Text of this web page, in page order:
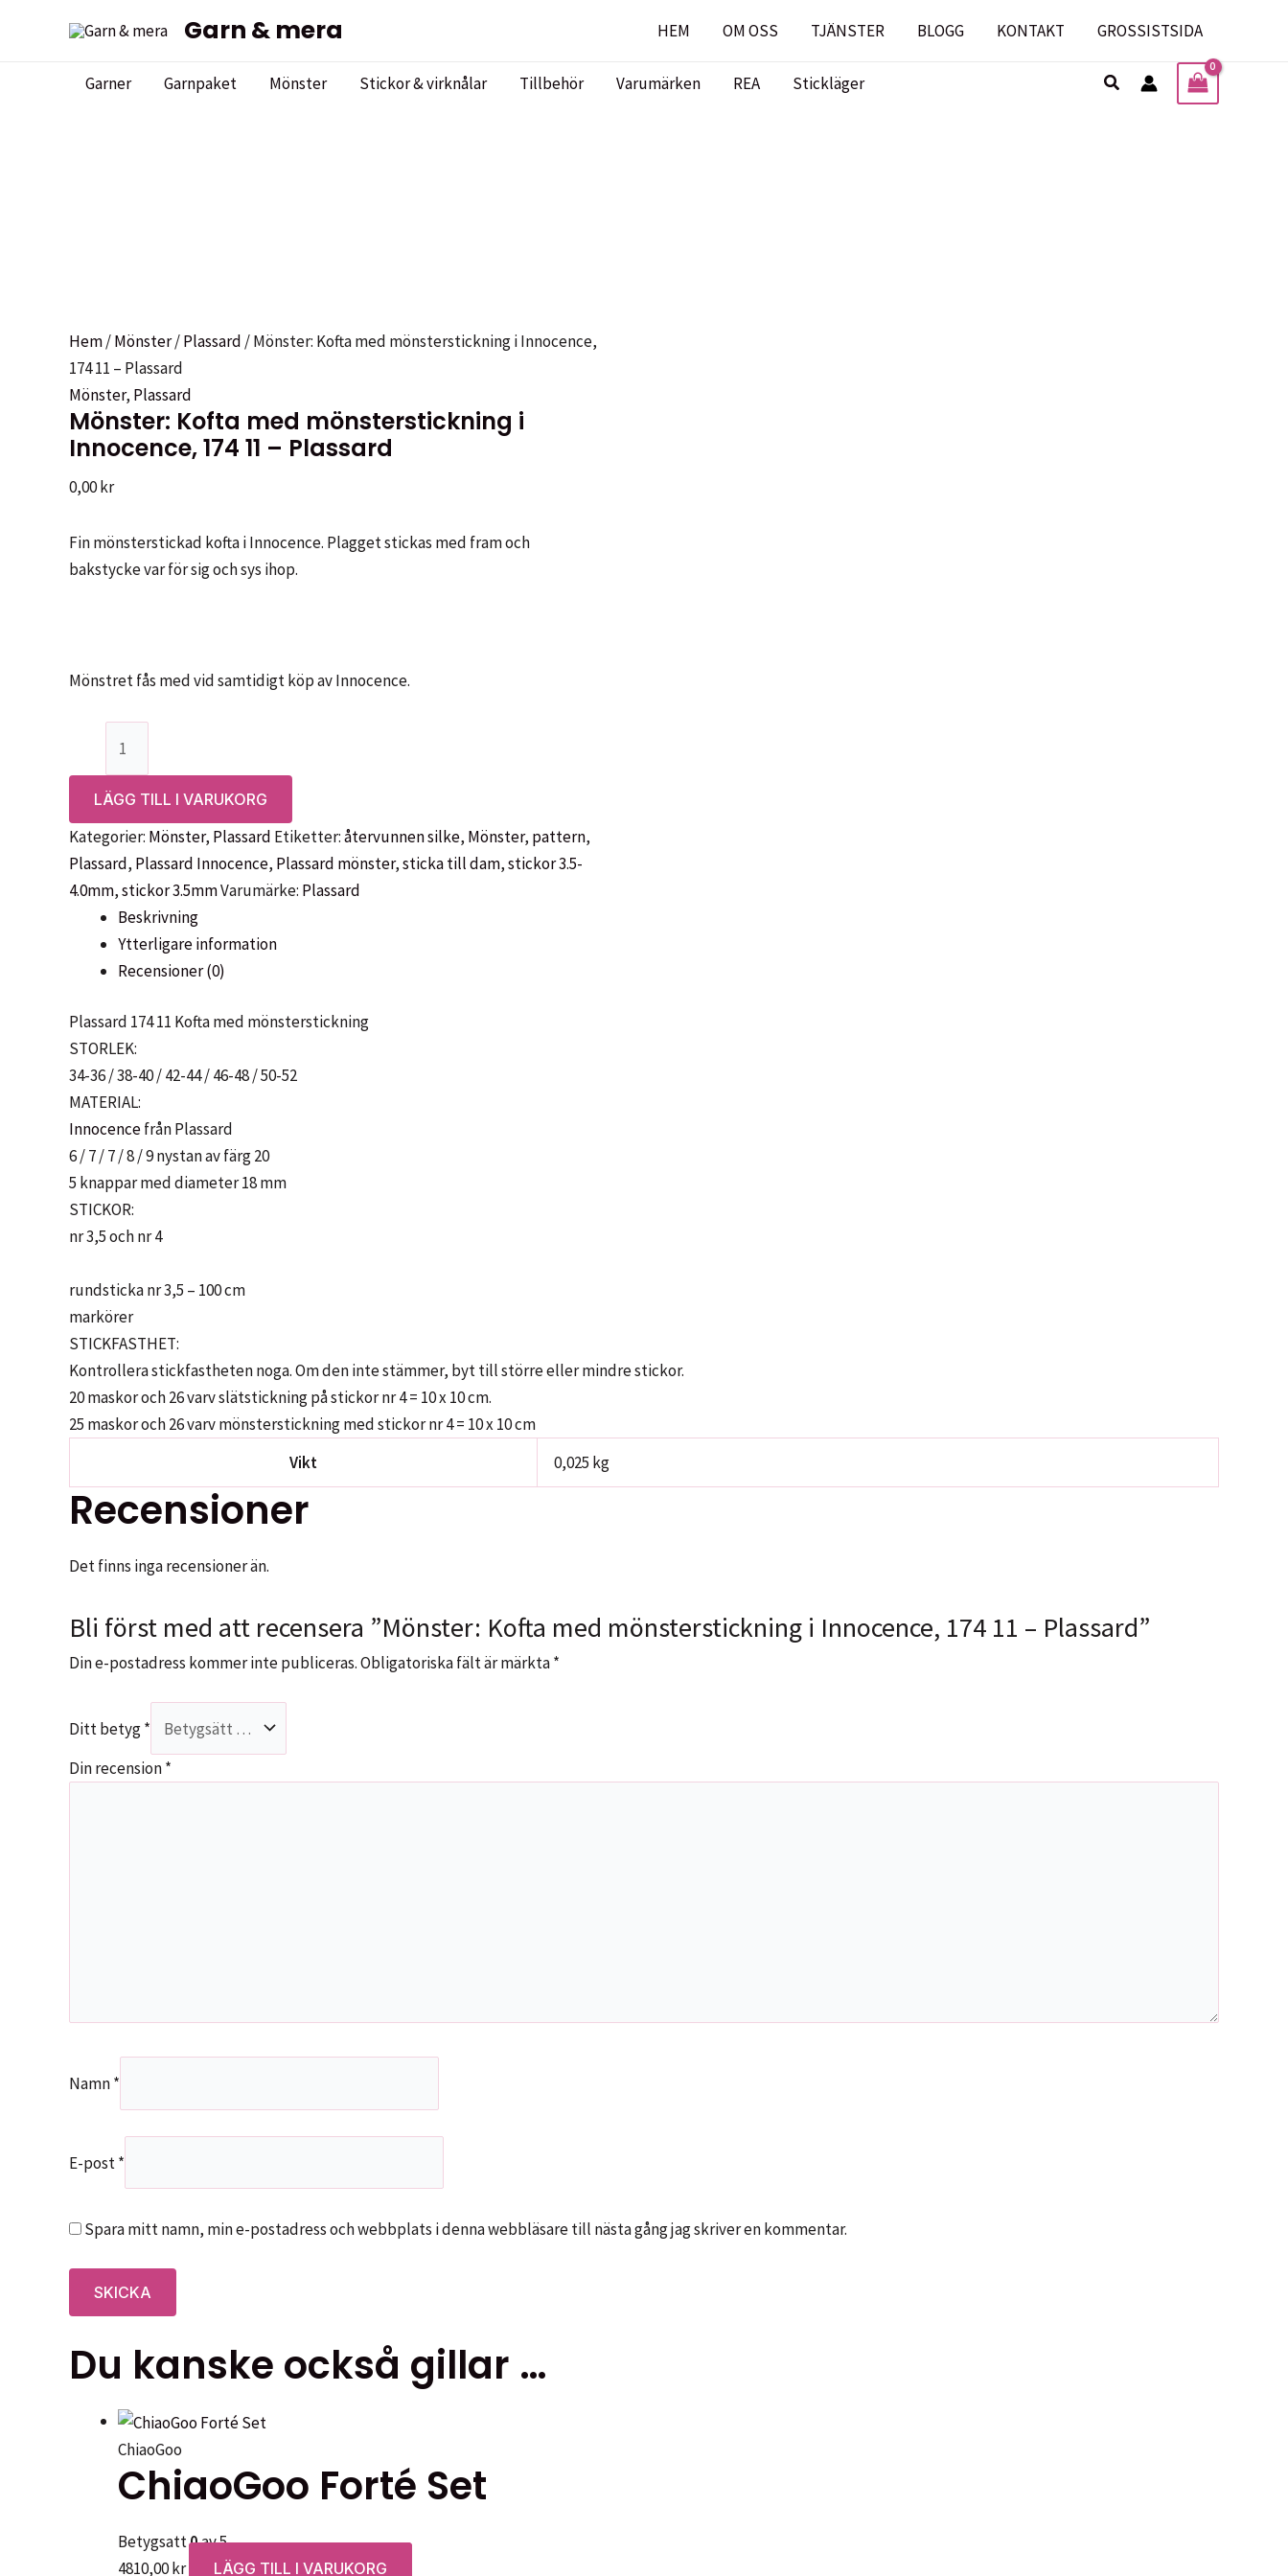
Garn & mera HEM OM OSS TJÄNSTER BLOGG KONTAKT GROSSISTSIDA
Garner Garnpaket Mönster Stickor & virknålar Tillbehör Varumärken REA Stickläger Sök
Hem/Mönster/Plassard / Mönster: Kofta med mönsterstickning i Innocence,
174 11 – Plassard
Mönster, Plassard
Mönster: Kofta med mönsterstickning i
Innocence, 174 11 – Plassard
0,00kr
Fin mönsterstickad kofta i Innocence. Plagget stickas med fram och
bakstycke var för sig och sys ihop.
Mönstret fås med vid samtidigt köp av Innocence.
i
Innocence,
174
Plassard
LÄGG TILL I VARUKORG
Kategorier: Mönster, Plassard Etiketter:återvunnen silke, Mönster, pattern,
Plassard, Plassard Innocence, Plassard mönster,sticka till dam,stickor 3.5-
4.0mm,stickor 3.5mmVarumärke: Plassard
Beskrivning
Ytterligare information
Recensioner (0)
Plassard 174 11 Kofta med mönsterstickning
STORLEK:
34-36 / 38-40 / 42-44 / 46-48 / 50-52
MATERIAL:
Innocencefrån Plassard
6 / 7 / 7 / 8 / 9 nystan av färg 20
5 knappar med diameter 18 mm
STICKOR:
nr 3,5 och nr 4
rundsticka nr 3,5 – 100 cm
markörer
STICKFASTHET:
Kontrollera stickfastheten noga. Om den inte stämmer, byt till större eller mindre stickor.
20 maskor och 26 varv slätstickning på stickor nr 4 = 10 x 10 cm.
25 maskor och 26 varv mönsterstickning med stickor nr 4 = 10 x 10 cm
Vikt
0,025 kg
Recensioner
Det finns inga recensioner än.
Bli först med att recensera ”Mönster: Kofta med mönsterstickning i Innocence, 174 11 – Plassard”
Din e-postadress kommer inte publiceras.Obligatoriska fält är märkta*
Ditt betyg*
Din recension*
Namn*
E-post*
Spara mitt namn, min e-postadress och webbplats i denna webbläsare till nästa gång jag skriver en kommentar.
Du kanske också gillar …
ChiaoGoo
ChiaoGoo Forté Set
Betygsatt0av 5
4810,00kr LÄGG TILL I VARUKORG